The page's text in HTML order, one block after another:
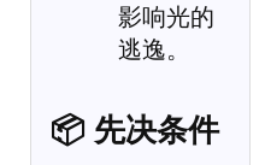
影响光的
逃逸。
📦 先决条件